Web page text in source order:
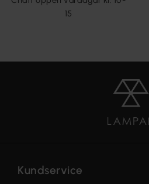
15
Kundservice